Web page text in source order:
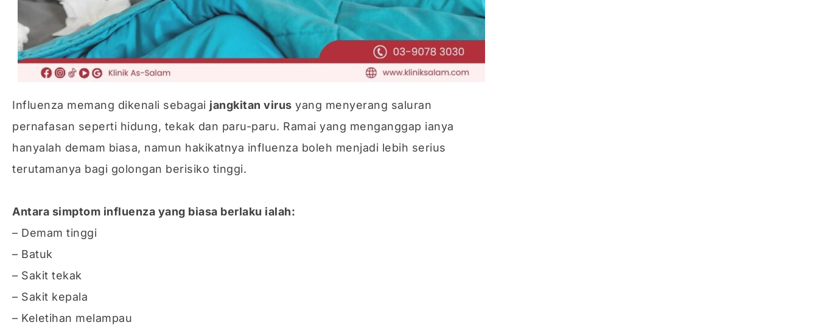
Influenza memang dikenali sebagai jangkitan virus yang menyerang saluran
pernafasan seperti hidung, tekak dan paru-paru. Ramai yang menganggap ianya
hanyalah demam biasa, namun hakikatnya influenza boleh menjadi lebih serius
terutamanya bagi golongan berisiko tinggi.
Antara simptom influenza yang biasa berlaku ialah:
– Demam tinggi
– Batuk
– Sakit tekak
– Sakit kepala
– Keletihan melampau